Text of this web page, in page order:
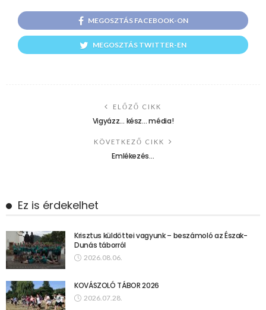
MEGOSZTÁS FACEBOOK-ON
MEGOSZTÁS TWITTER-EN
ELŐZŐ CIKK
Vigyázz… kész… média!
KÖVETKEZŐ CIKK
Emlékezés…
Ez is érdekelhet
Krisztus küldöttei vagyunk – beszámoló az Észak-
Dunás táborról
2026.08.06.
KOVÁSZOLÓ TÁBOR 2026
2026.07.28.